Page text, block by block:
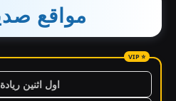
مواقع
اول اثنين